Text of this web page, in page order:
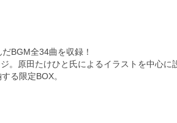
BGM全34曲を収録！
。原田たけひと氏によるイラストを中心に
る限定BOX。